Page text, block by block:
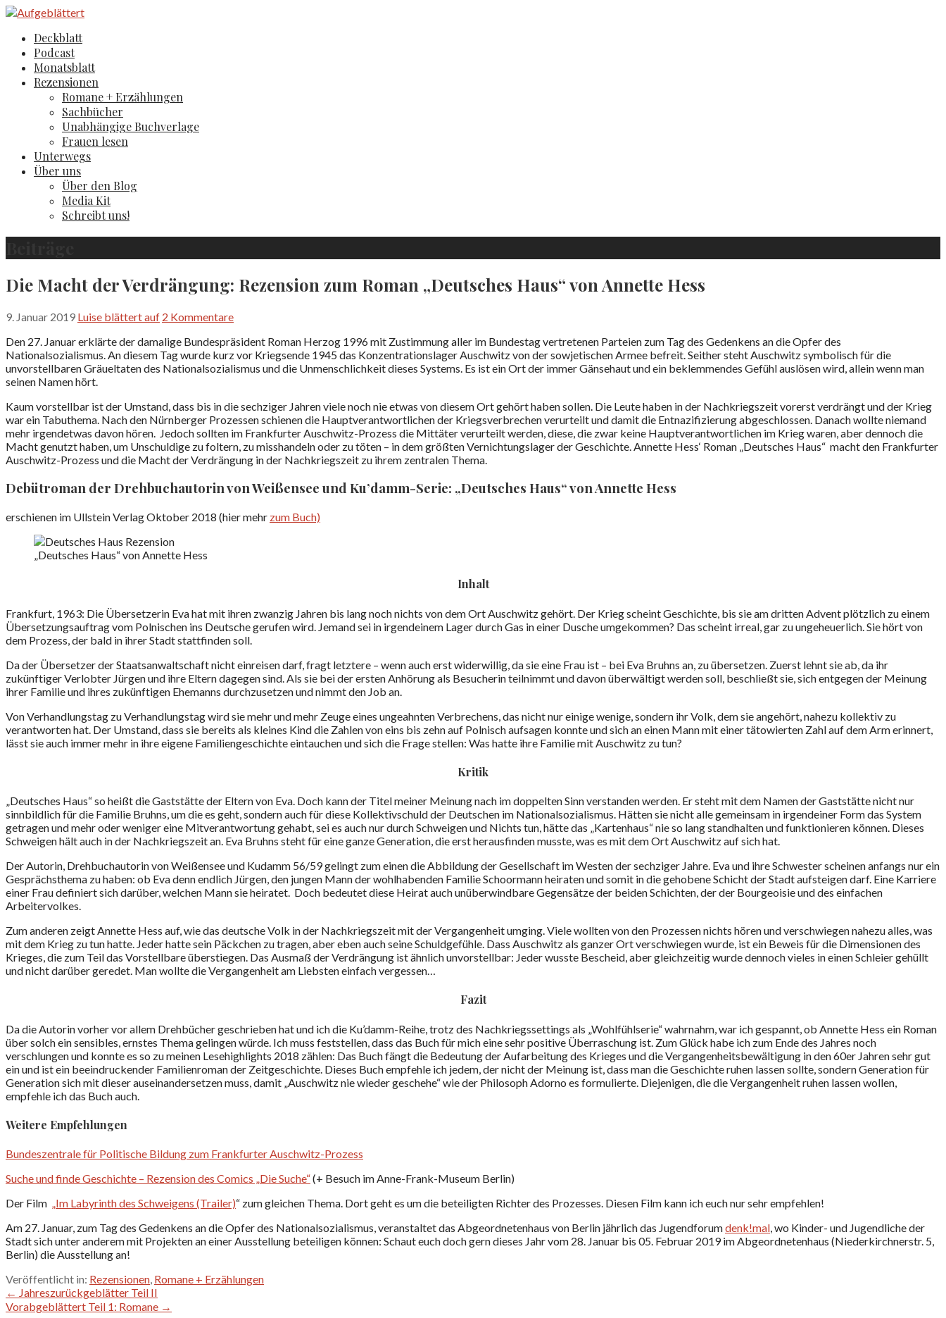
Zum
springenDeckblatt
Podcast
Monatsblatt
Rezensionen
Romane + Erzählungen
Sachbücher
Unabhängige Buchverlage
Frauen lesen
Unterwegs
Über uns
Über den Blog
Media Kit
Schreibt uns!
Die Macht der Verdrängung: Rezension zum Roman „Deutsches Haus“ von Annette Hess
9. Januar 2019 Luise blättert auf 2 Kommentare
Den 27. Januar erklärte der damalige Bundespräsident Roman Herzog 1996 mit Zustimmung aller im Bundestag vertretenen Parteien zum Tag des Gedenkens an die Opfer des
Nationalsozialismus. An diesem Tag wurde kurz vor Kriegsende 1945 das Konzentrationslager Auschwitz von der sowjetischen Armee befreit. Seither steht Auschwitz symbolisch für die
unvorstellbaren Gräueltaten des Nationalsozialismus und die Unmenschlichkeit dieses Systems. Es ist ein Ort der immer Gänsehaut und ein beklemmendes Gefühl auslösen wird, allein wenn man
seinen Namen hört.
Kaum vorstellbar ist der Umstand, dass bis in die sechziger Jahren viele noch nie etwas von diesem Ort gehört haben sollen. Die Leute haben in der Nachkriegszeit vorerst verdrängt und der Krieg
war ein Tabuthema. Nach den Nürnberger Prozessen schienen die Hauptverantwortlichen der Kriegsverbrechen verurteilt und damit die Entnazifizierung abgeschlossen. Danach wollte niemand
mehr irgendetwas davon hören. Jedoch sollten im Frankfurter Auschwitz-Prozess die Mittäter verurteilt werden, diese, die zwar keine Hauptverantwortlichen im Krieg waren, aber dennoch die
Macht genutzt haben, um Unschuldige zu foltern, zu misshandeln oder zu töten – in dem größten Vernichtungslager der Geschichte. Annette Hess‘ Roman „Deutsches Haus“ macht den Frankfurter
Auschwitz-Prozess und die Macht der Verdrängung in der Nachkriegszeit zu ihrem zentralen Thema.
Debütroman der Drehbuchautorin von Weißensee und Ku’damm-Serie: „Deutsches Haus“ von Annette Hess
erschienen im Ullstein Verlag Oktober 2018 (hier mehr zum Buch)
„Deutsches Haus“ von Annette Hess
Inhalt
Frankfurt, 1963: Die Übersetzerin Eva hat mit ihren zwanzig Jahren bis lang noch nichts von dem Ort Auschwitz gehört. Der Krieg scheint Geschichte, bis sie am dritten Advent plötzlich zu einem
Übersetzungsauftrag vom Polnischen ins Deutsche gerufen wird. Jemand sei in irgendeinem Lager durch Gas in einer Dusche umgekommen? Das scheint irreal, gar zu ungeheuerlich. Sie hört von
dem Prozess, der bald in ihrer Stadt stattfinden soll.
Da der Übersetzer der Staatsanwaltschaft nicht einreisen darf, fragt letztere – wenn auch erst widerwillig, da sie eine Frau ist – bei Eva Bruhns an, zu übersetzen. Zuerst lehnt sie ab, da ihr
zukünftiger Verlobter Jürgen und ihre Eltern dagegen sind. Als sie bei der ersten Anhörung als Besucherin teilnimmt und davon überwältigt werden soll, beschließt sie, sich entgegen der Meinung
ihrer Familie und ihres zukünftigen Ehemanns durchzusetzen und nimmt den Job an.
Von Verhandlungstag zu Verhandlungstag wird sie mehr und mehr Zeuge eines ungeahnten Verbrechens, das nicht nur einige wenige, sondern ihr Volk, dem sie angehört, nahezu kollektiv zu
verantworten hat. Der Umstand, dass sie bereits als kleines Kind die Zahlen von eins bis zehn auf Polnisch aufsagen konnte und sich an einen Mann mit einer tätowierten Zahl auf dem Arm erinnert,
lässt sie auch immer mehr in ihre eigene Familiengeschichte eintauchen und sich die Frage stellen: Was hatte ihre Familie mit Auschwitz zu tun?
Kritik
„Deutsches Haus“ so heißt die Gaststätte der Eltern von Eva. Doch kann der Titel meiner Meinung nach im doppelten Sinn verstanden werden. Er steht mit dem Namen der Gaststätte nicht nur
sinnbildlich für die Familie Bruhns, um die es geht, sondern auch für diese Kollektivschuld der Deutschen im Nationalsozialismus. Hätten sie nicht alle gemeinsam in irgendeiner Form das System
getragen und mehr oder weniger eine Mitverantwortung gehabt, sei es auch nur durch Schweigen und Nichts tun, hätte das „Kartenhaus“ nie so lang standhalten und funktionieren können. Dieses
Schweigen hält auch in der Nachkriegszeit an. Eva Bruhns steht für eine ganze Generation, die erst herausfinden musste, was es mit dem Ort Auschwitz auf sich hat.
Der Autorin, Drehbuchautorin von Weißensee und Kudamm 56/59 gelingt zum einen die Abbildung der Gesellschaft im Westen der sechziger Jahre. Eva und ihre Schwester scheinen anfangs nur ein
Gesprächsthema zu haben: ob Eva denn endlich Jürgen, den jungen Mann der wohlhabenden Familie Schoormann heiraten und somit in die gehobene Schicht der Stadt aufsteigen darf. Eine Karriere
einer Frau definiert sich darüber, welchen Mann sie heiratet. Doch bedeutet diese Heirat auch unüberwindbare Gegensätze der beiden Schichten, der der Bourgeoisie und des einfachen
Arbeitervolkes.
Zum anderen zeigt Annette Hess auf, wie das deutsche Volk in der Nachkriegszeit mit der Vergangenheit umging. Viele wollten von den Prozessen nichts hören und verschwiegen nahezu alles, was
mit dem Krieg zu tun hatte. Jeder hatte sein Päckchen zu tragen, aber eben auch seine Schuldgefühle. Dass Auschwitz als ganzer Ort verschwiegen wurde, ist ein Beweis für die Dimensionen des
Krieges, die zum Teil das Vorstellbare überstiegen. Das Ausmaß der Verdrängung ist ähnlich unvorstellbar: Jeder wusste Bescheid, aber gleichzeitig wurde dennoch vieles in einen Schleier gehüllt
und nicht darüber geredet. Man wollte die Vergangenheit am Liebsten einfach vergessen…
Fazit
Da die Autorin vorher vor allem Drehbücher geschrieben hat und ich die Ku’damm-Reihe, trotz des Nachkriegssettings als „Wohlfühlserie“ wahrnahm, war ich gespannt, ob Annette Hess ein Roman
über solch ein sensibles, ernstes Thema gelingen würde. Ich muss feststellen, dass das Buch für mich eine sehr positive Überraschung ist. Zum Glück habe ich zum Ende des Jahres noch
verschlungen und konnte es so zu meinen Lesehighlights 2018 zählen: Das Buch fängt die Bedeutung der Aufarbeitung des Krieges und die Vergangenheitsbewältigung in den 60er Jahren sehr gut
ein und ist ein beeindruckender Familienroman der Zeitgeschichte. Dieses Buch empfehle ich jedem, der nicht der Meinung ist, dass man die Geschichte ruhen lassen sollte, sondern Generation für
Generation sich mit dieser auseinandersetzen muss, damit „Auschwitz nie wieder geschehe“ wie der Philosoph Adorno es formulierte. Diejenigen, die die Vergangenheit ruhen lassen wollen,
empfehle ich das Buch auch.
Weitere Empfehlungen
Bundeszentrale für Politische Bildung zum Frankfurter Auschwitz-Prozess
Suche und finde Geschichte – Rezension des Comics „Die Suche“(+ Besuch im Anne-Frank-Museum Berlin)
Der Film „Im Labyrinth des Schweigens (Trailer)“ zum gleichen Thema. Dort geht es um die beteiligten Richter des Prozesses. Diesen Film kann ich euch nur sehr empfehlen!
Am 27. Januar, zum Tag des Gedenkens an die Opfer des Nationalsozialismus, veranstaltet das Abgeordnetenhaus von Berlin jährlich das Jugendforumdenk!mal, wo Kinder- und Jugendliche der
Stadt sich unter anderem mit Projekten an einer Ausstellung beteiligen können: Schaut euch doch gern dieses Jahr vom 28. Januar bis 05. Februar 2019 im Abgeordnetenhaus (Niederkirchnerstr. 5,
Berlin) die Ausstellung an!
Veröffentlicht in: Rezensionen, Romane + Erzählungen
Beitragsnavigation
← Jahreszurückgeblätter Teil II
Vorabgeblättert Teil 1: Romane →